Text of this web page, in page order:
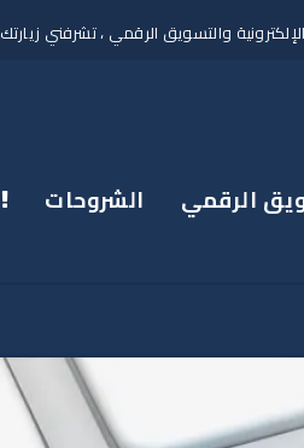
والتسويق الرقمي ، تشرفني زيارتك
الرقمي الشروحات